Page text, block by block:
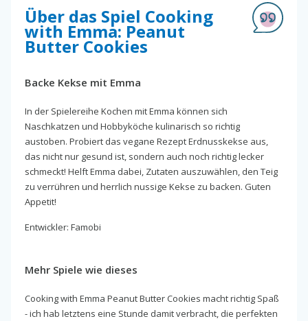
Über das Spiel Cooking
with Emma: Peanut
Butter Cookies
Backe Kekse mit Emma
In der Spielereihe Kochen mit Emma können sich
Naschkatzen und Hobbyköche kulinarisch so richtig
austoben. Probiert das vegane Rezept Erdnusskekse aus,
das nicht nur gesund ist, sondern auch noch richtig lecker
schmeckt! Helft Emma dabei, Zutaten auszuwählen, den Teig
zu verrühren und herrlich nussige Kekse zu backen. Guten
Appetit!
Entwickler: Famobi
Mehr Spiele wie dieses
Cooking with Emma Peanut Butter Cookies macht richtig Spaß
- ich hab letztens eine Stunde damit verbracht, die perfekten